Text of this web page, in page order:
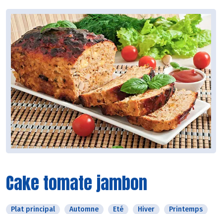
Cake tomate jambon
Plat principal Automne Eté Hiver Printemps